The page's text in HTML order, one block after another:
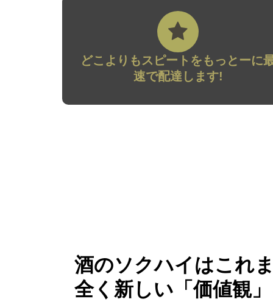
どこよりもスピートをもっとーに
速で配達します!
酒のソクハイはこれ
全く新しい「価値観